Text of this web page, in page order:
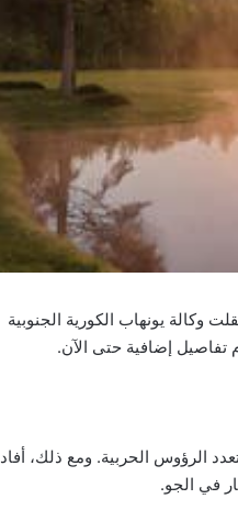
وكالة يونهاب الكورية الجنوبية
تفاصيل إضافية حتى الآن.
الرؤوس الحربية. ومع ذلك، أفاد
في الجو.